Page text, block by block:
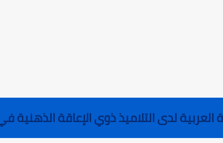
لدى التلاميذ ذوي الإعاقة الذهنية في